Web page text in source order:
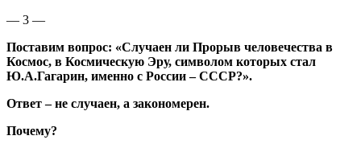
— 3 —
Поставим вопрос: «Случаен ли Прорыв человечества в
Космос, в Космическую Эру, символом которых стал
Ю.А.Гагарин, именно с России – СССР?».
Ответ – не случаен, а закономерен.
Почему?